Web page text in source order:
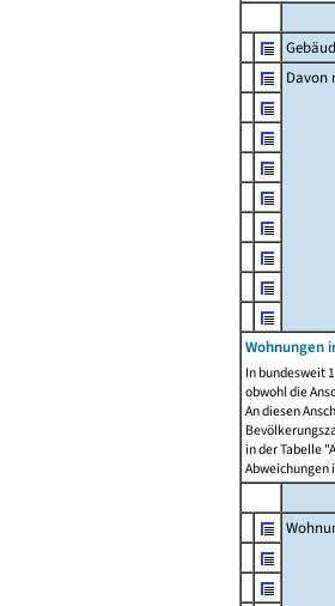
Davon
Wohnungen
In bundesweit
obwohl die
An diesen
in der Tabelle
Abweichungen